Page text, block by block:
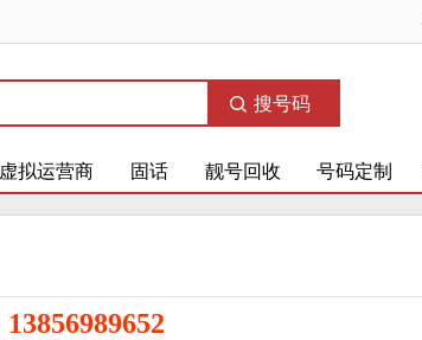
搜号码
虚拟运营商 固话 靓号回收 号码定制
13856989652